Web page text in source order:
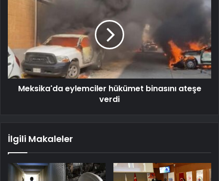
Meksika'da eylemciler hükümet binasını ateşe
verdi
İlgili Makaleler